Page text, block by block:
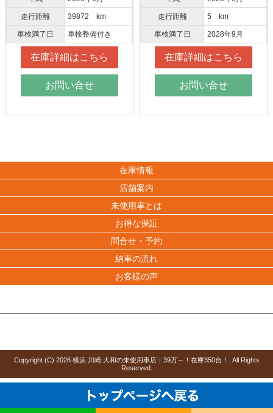
走行距離 39872 km
車検満了日 車検整備付き
在庫詳細はこちら
お問い合せ
走行距離 5 km
車検満了日 2028年9月
在庫詳細はこちら
お問い合せ
在庫情報
店舗案内
未使用車とは
お得な保証
問合せ・予約
納車の流れ
お客様の声
Copyright (C) 2026 横浜 川崎 大和の未使用車店｜39万～！在庫350台！
. All Rights
Reserved.